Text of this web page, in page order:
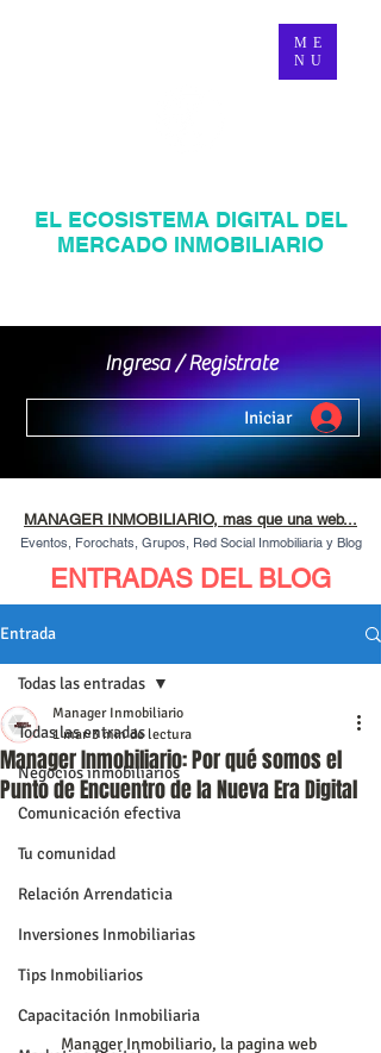
ME
NU
Ingresa / Registrate
Iniciar
EL ECOSISTEMA DIGITAL DEL
MERCADO INMOBILIARIO
MANAGER INMOBILIARIO, mas que una web...
Eventos, Forochats, Grupos, Red Social Inmobiliaria y Blog
ENTRADAS DEL BLOG
Entrada
Todas las entradas
Negocios inmobiliarios
Comunicación efectiva
Tu comunidad
Relación Arrendaticia
Inversiones Inmobiliarias
Tips Inmobiliarios
Capacitación Inmobiliaria
Todas las entradas
Manager Inmobiliario: Por qué somos el
Punto de Encuentro de la Nueva Era Digital
Manager Inmobiliario
1 mar 3 min de lectura
Manager Inmobiliario, la pagina web